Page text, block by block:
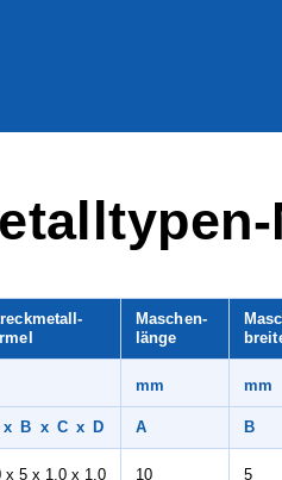
Maschen-
länge
mm mm
x B x C x D A B
x 5 x 1,0 x 1,0 10 5